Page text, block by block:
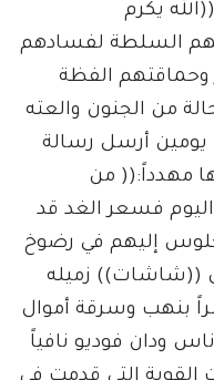
يكرم
السلطة لفسادهم
وحماقتهم الفظة
من الجنون والعته
يومين أرسل رسالة
مهدداً:(( من
فسعر الغد قد
إليهم في رضوخ
((شاشات)) زميله
بنهب وسرقة أموال
ودان فوديو نافياً